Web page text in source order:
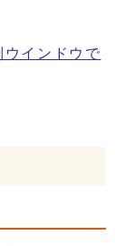
ウインドウで